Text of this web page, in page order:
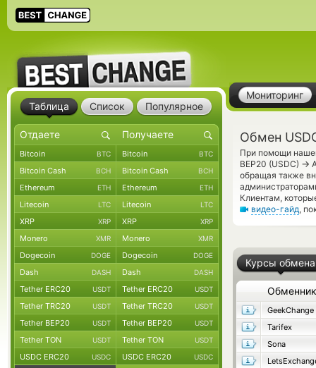
Мониторинг
Обмен
При помощи
BEP20 (USDC) →
обращая также
Клиентам,
видео-гайд,
Курсы обмена
Обменник
GeekChange
Tarifex
Sona
Таблица Список Популярное
Bitcoin BTC Bitcoin BTC
Bitcoin Cash BCH Bitcoin Cash BCH
Ethereum ETH Ethereum ETH
Litecoin LTC Litecoin LTC
XRP XRP XRP XRP
Monero XMR Monero XMR
Dogecoin DOGE Dogecoin DOGE
Dash DASH Dash DASH
Tether ERC20 USDT Tether ERC20 USDT
Tether TRC20 USDT Tether TRC20 USDT
Tether BEP20 USDT Tether BEP20 USDT
Tether TON USDT Tether TON USDT
USDC ERC20 USDC USDC ERC20 USDC